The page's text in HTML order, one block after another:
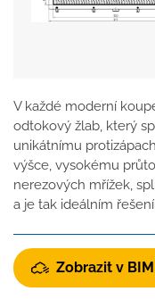
V každé moderní
odtokový žlab, který
unikátnímu
výšce, vysokému
nerezových mřížek,
a je tak ideálním
Zobrazit v